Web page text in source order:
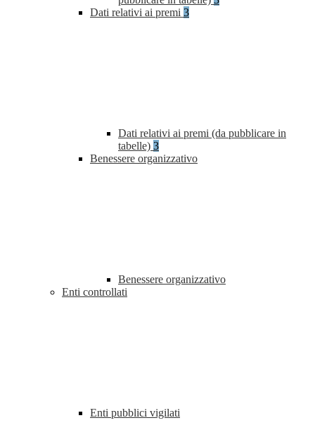
Dati relativi ai premi 3
Dati relativi ai premi (da pubblicare in
tabelle) 3
Benessere organizzativo
Benessere organizzativo
Enti controllati
Enti pubblici vigilati